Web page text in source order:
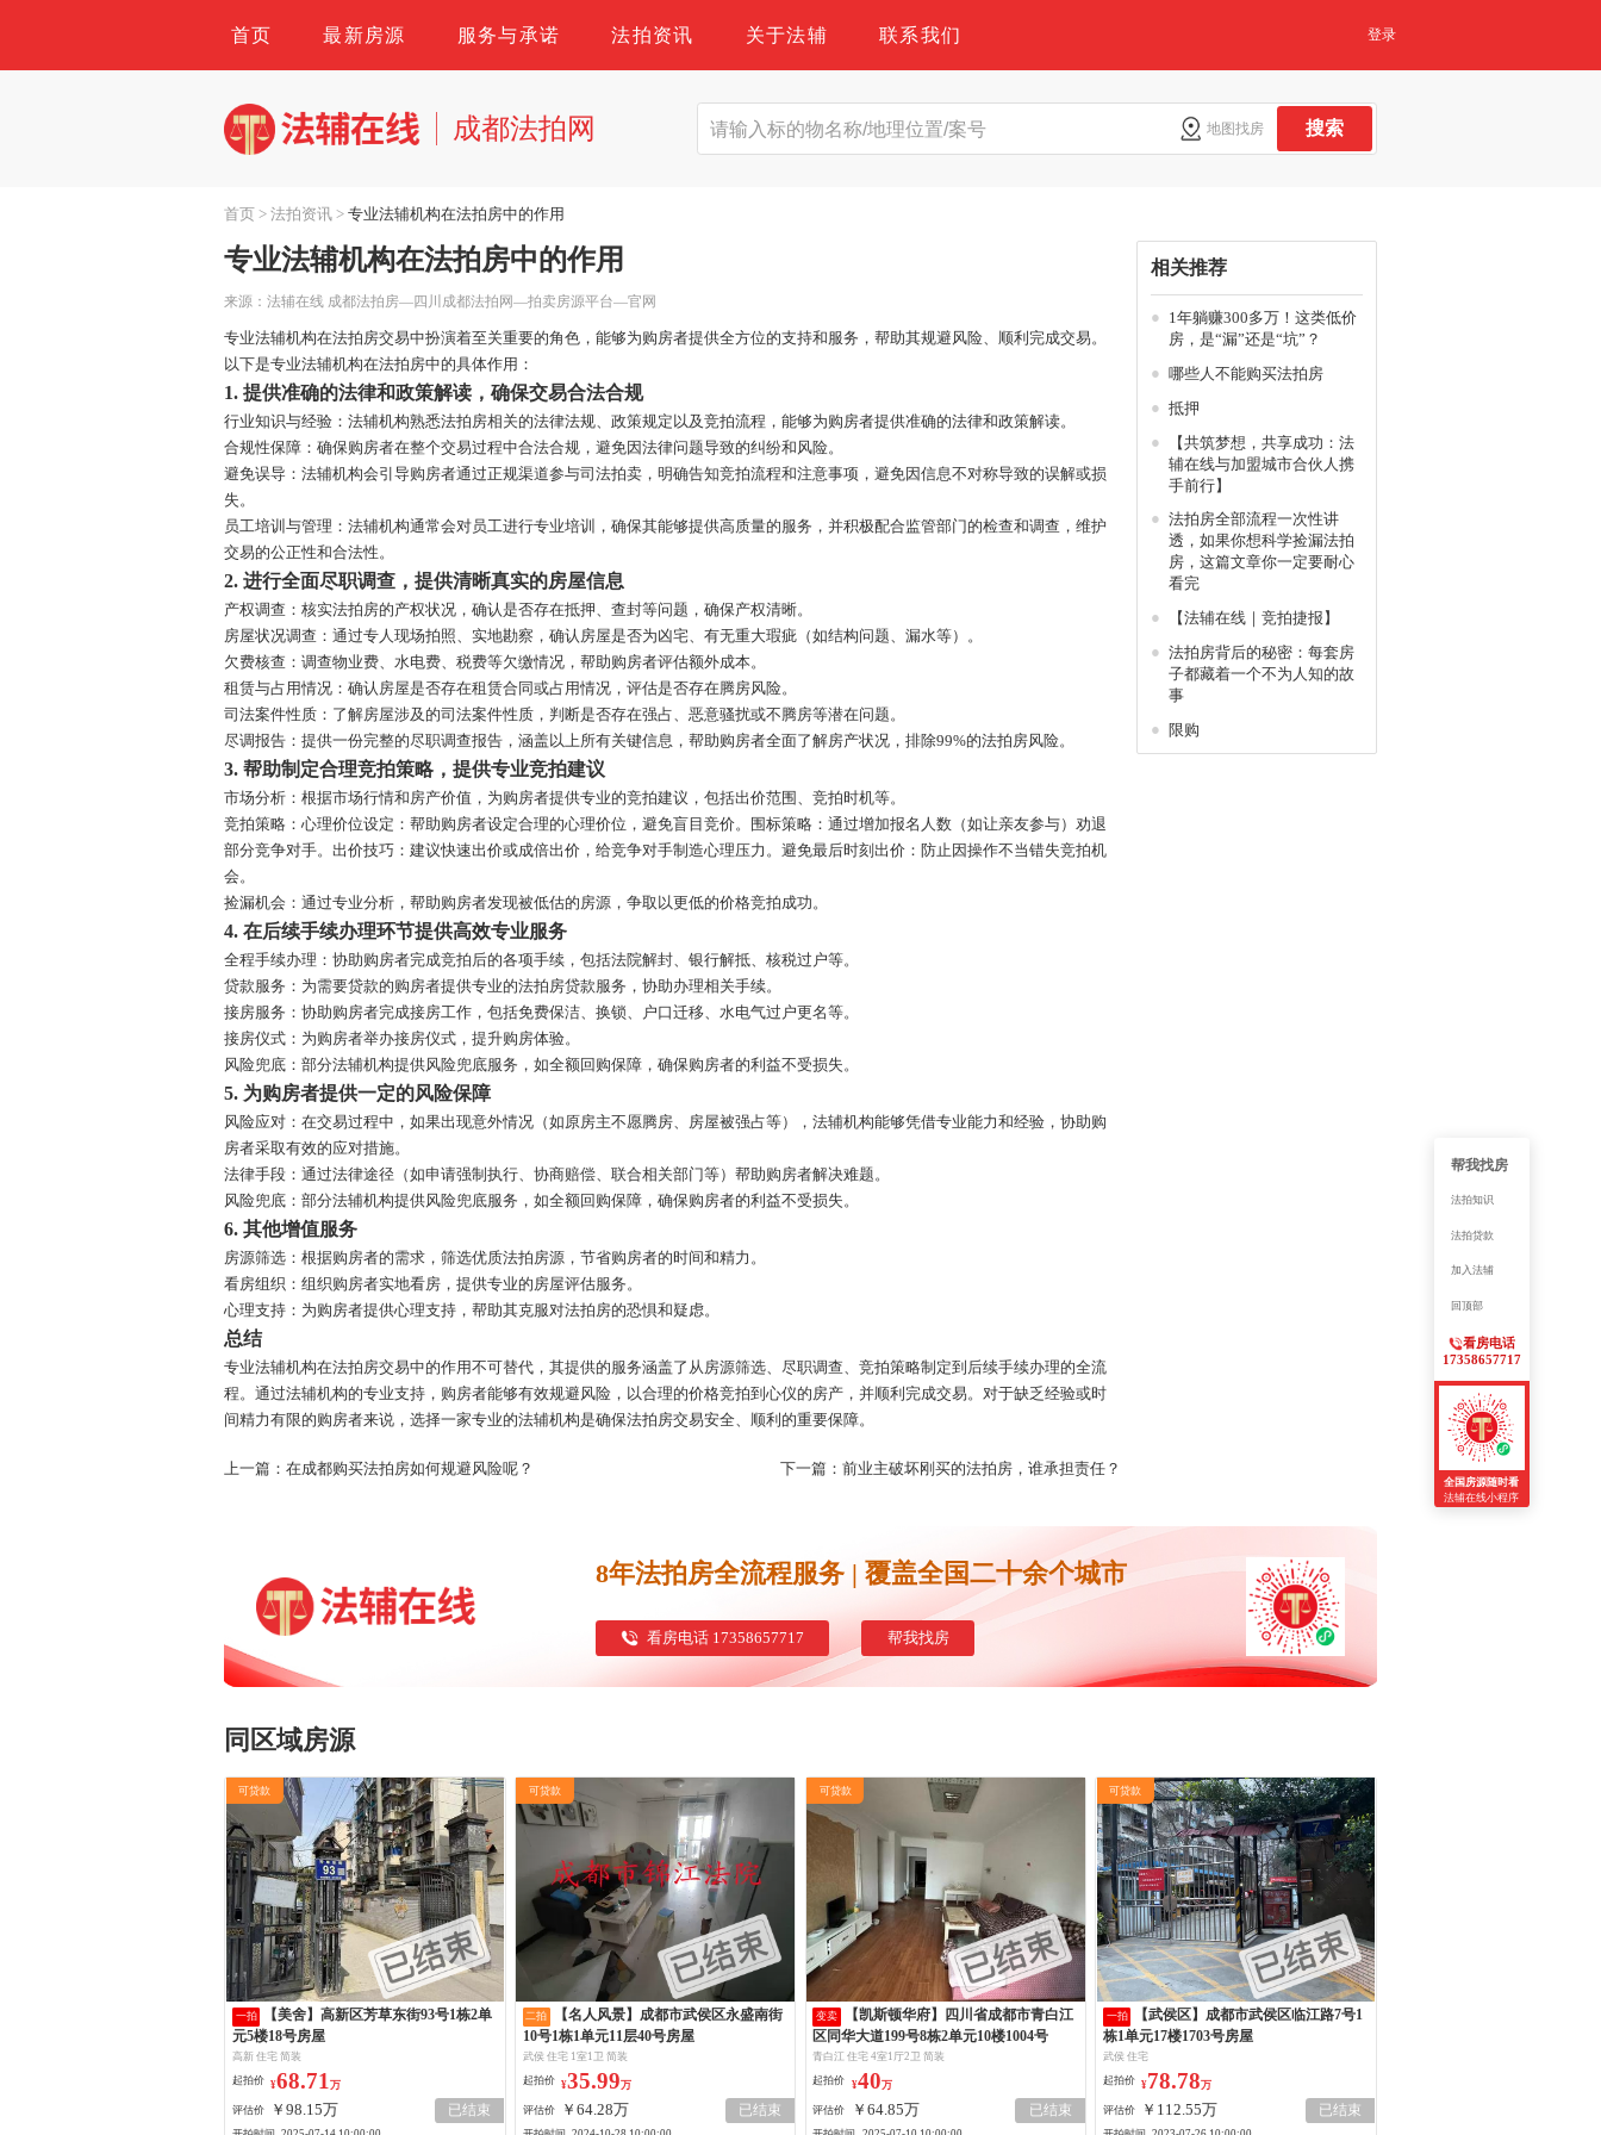
首页 最新房源 服务与承诺 法拍资讯 关于法辅 联系我们 登录
成都法拍网 地图找房 搜索
首页 > 法拍资讯 > 专业法辅机构在法拍房中的作用
专业法辅机构在法拍房中的作用
来源：法辅在线 成都法拍房—四川成都法拍网—拍卖房源平台—官网
专业法辅机构在法拍房交易中扮演着至关重要的角色，能够为购房者提供全方位的支持和服务，帮助其规避风险、顺利完成交易。
以下是专业法辅机构在法拍房中的具体作用：
1.提供准确的法律和政策解读，确保交易合法合规
行业知识与经验：法辅机构熟悉法拍房相关的法律法规、政策规定以及竞拍流程，能够为购房者提供准确的法律和政策解读。
合规性保障：确保购房者在整个交易过程中合法合规，避免因法律问题导致的纠纷和风险。
避免误导：法辅机构会引导购房者通过正规渠道参与司法拍卖，明确告知竞拍流程和注意事项，避免因信息不对称导致的误解或损
失。
员工培训与管理：法辅机构通常会对员工进行专业培训，确保其能够提供高质量的服务，并积极配合监管部门的检查和调查，维护
交易的公正性和合法性。
2.进行全面尽职调查，提供清晰真实的房屋信息
产权调查：核实法拍房的产权状况，确认是否存在抵押、查封等问题，确保产权清晰。
房屋状况调查：通过专人现场拍照、实地勘察，确认房屋是否为凶宅、有无重大瑕疵（如结构问题、漏水等）。
欠费核查：调查物业费、水电费、税费等欠缴情况，帮助购房者评估额外成本。
租赁与占用情况：确认房屋是否存在租赁合同或占用情况，评估是否存在腾房风险。
司法案件性质：了解房屋涉及的司法案件性质，判断是否存在强占、恶意骚扰或不腾房等潜在问题。
尽调报告：提供一份完整的尽职调查报告，涵盖以上所有关键信息，帮助购房者全面了解房产状况，排除99%的法拍房风险。
3.帮助制定合理竞拍策略，提供专业竞拍建议
市场分析：根据市场行情和房产价值，为购房者提供专业的竞拍建议，包括出价范围、竞拍时机等。
竞拍策略：心理价位设定：帮助购房者设定合理的心理价位，避免盲目竞价。围标策略：通过增加报名人数（如让亲友参与）劝退
部分竞争对手。出价技巧：建议快速出价或成倍出价，给竞争对手制造心理压力。避免最后时刻出价：防止因操作不当错失竞拍机
会。
捡漏机会：通过专业分析，帮助购房者发现被低估的房源，争取以更低的价格竞拍成功。
4.在后续手续办理环节提供高效专业服务
全程手续办理：协助购房者完成竞拍后的各项手续，包括法院解封、银行解抵、核税过户等。
贷款服务：为需要贷款的购房者提供专业的法拍房贷款服务，协助办理相关手续。
接房服务：协助购房者完成接房工作，包括免费保洁、换锁、户口迁移、水电气过户更名等。
接房仪式：为购房者举办接房仪式，提升购房体验。
风险兜底：部分法辅机构提供风险兜底服务，如全额回购保障，确保购房者的利益不受损失。
5. 为购房者提供一定的风险保障
风险应对：在交易过程中，如果出现意外情况（如原房主不愿腾房、房屋被强占等），法辅机构能够凭借专业能力和经验，协助购
房者采取有效的应对措施。
法律手段：通过法律途径（如申请强制执行、协商赔偿、联合相关部门等）帮助购房者解决难题。
风险兜底：部分法辅机构提供风险兜底服务，如全额回购保障，确保购房者的利益不受损失。
6.其他增值服务
房源筛选：根据购房者的需求，筛选优质法拍房源，节省购房者的时间和精力。
看房组织：组织购房者实地看房，提供专业的房屋评估服务。
心理支持：为购房者提供心理支持，帮助其克服对法拍房的恐惧和疑虑。
总结
专业法辅机构在法拍房交易中的作用不可替代，其提供的服务涵盖了从房源筛选、尽职调查、竞拍策略制定到后续手续办理的全流
程。通过法辅机构的专业支持，购房者能够有效规避风险，以合理的价格竞拍到心仪的房产，并顺利完成交易。对于缺乏经验或时
间精力有限的购房者来说，选择一家专业的法辅机构是确保法拍房交易安全、顺利的重要保障。
上一篇：在成都购买法拍房如何规避风险呢？ 下一篇：前业主破坏刚买的法拍房，谁承担责任？
相关推荐
● 1年躺赚300多万！这类低价
房，是“漏”还是“坑”？
● 哪些人不能购买法拍房
● 抵押
●
【共筑梦想，共享成功：法
辅在线与加盟城市合伙人携
手前行】
● 法拍房全部流程一次性讲
透，如果你想科学捡漏法拍
房，这篇文章你一定要耐心
看完
●
【法辅在线｜竞拍捷报】
● 法拍房背后的秘密：每套房
子都藏着一个不为人知的故
事
● 限购
8年法拍房全流程服务 | 覆盖全国二十余个城市
看房电话 17358657717 帮我找房
同区域房源
可贷款
一拍
元5楼18号房屋
高新 住宅 简装
起拍价 ¥68.71万
评估价 ￥98.15万 已结束
可贷款
二拍
10号1栋1单元11层40号房屋
武侯 住宅 1室1卫 简装
起拍价 ¥35.99万
评估价 ￥64.28万 已结束
可贷款
变卖
区同华大道199号8栋2单元10楼1004号
青白江 住宅 4室1厅2卫 简装
起拍价 ¥40万
评估价 ￥64.85万 已结束
可贷款
一拍
栋1单元17楼1703号房屋
武侯 住宅
起拍价 ¥78.78万
评估价 ￥112.55万 已结束
帮我找房
法拍知识
法拍贷款
加入法辅
回顶部
看房电话
17358657717
全国房源随时看
法辅在线小程序